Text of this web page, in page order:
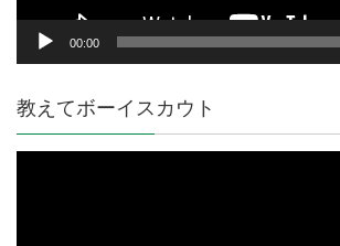
00:00
教えてボーイスカウト